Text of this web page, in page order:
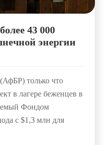
43 000
энергии
только что
в лагере беженцев в
Фондом
с $1,3 млн для